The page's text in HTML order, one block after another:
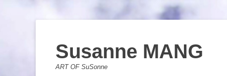
Susanne MANG
ART OF SuSonne